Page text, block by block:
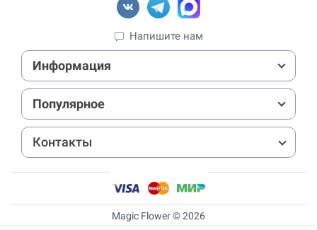
Напишите нам
Информация
Популярное
Контакты
Magic Flower © 2026